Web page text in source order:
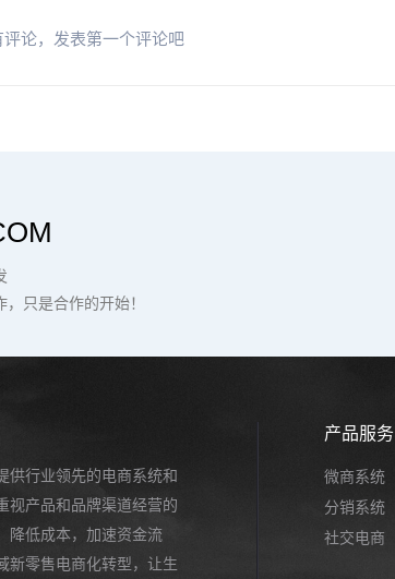
评论，发表第一个评论吧
只是合作的开始！
供行业领先的电商系统和
视产品和品牌渠道经营的
降低成本，加速资金流
新零售电商化转型，让生
产品服务
微商系统
分销系统
社交电商